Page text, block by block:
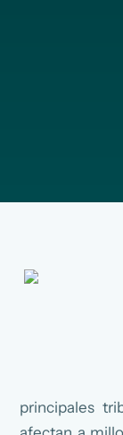
principales